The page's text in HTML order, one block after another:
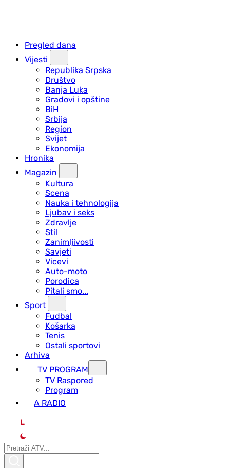
Pregled dana
Vijesti
Republika Srpska
Društvo
Banja Luka
Gradovi i opštine
BiH
Srbija
Region
Svijet
Ekonomija
Hronika
Magazin
Kultura
Scena
Nauka i tehnologija
Ljubav i seks
Zdravlje
Stil
Zanimljivosti
Savjeti
Vicevi
Auto-moto
Porodica
Pitali smo...
Sport
Fudbal
Košarka
Tenis
Ostali sportovi
Arhiva
TV PROGRAM
ТV Raspored
Program
A RADIO
L